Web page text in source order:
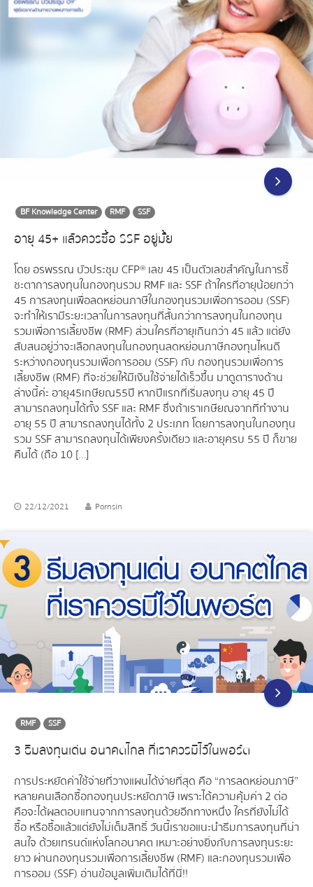
BF Knowledge Center RMF SSF
อายุ 45+ แล้วควรซื้อ SSF อยู่มั้ย
โดย อรพรรณ บัวประชุม CFP® เลข 45 เป็นตัวเลขสำคัญในการชี้
ชะตาการลงทุนในกองทุนรวม RMF และ SSF ถ้าใครที่อายุน้อยกว่า
45 การลงทุนเพื่อลดหย่อนภาษีในกองทุนรวมเพื่อการออม (SSF)
จะทำให้เรามีระยะเวลาในการลงทุนที่สั้นกว่าการลงทุนในกองทุน
รวมเพื่อการเลี้ยงชีพ (RMF) ส่วนใครที่อายุเกินกว่า 45 แล้ว แต่ยัง
สับสนอยู่ว่าจะเลือกลงทุนในกองทุนลดหย่อนภาษีกองทุนไหนดี
ระหว่างกองทุนรวมเพื่อการออม (SSF) กับ กองทุนรวมเพื่อการ
เลี้ยงชีพ (RMF) ที่จะช่วยให้มีเงินใช้จ่ายได้เร็วขึ้น มาดูตารางด้าน
ล่างนี้ค่ะ อายุ 45 เกษียณ 55 ปี หากปีแรกที่เริ่มลงทุน อายุ 45 ปี
สามารถลงทุนได้ทั้ง SSF และ RMF ซึ่งถ้าเราเกษียณจากที่ทำงาน
อายุ 55 ปี สามารถลงทุนได้ทั้ง 2 ประเภท โดยการลงทุนในกองทุน
รวม SSF สามารถลงทุนได้เพียงครั้งเดียว และอายุครบ 55 ปี ก็ขาย
คืนได้ (ถือ 10 […]
22/12/2021 Pornsin
RMF SSF
3 ธีมลงทุนเด่น อนาคตไกล ที่เราควรมีไว้ในพอร์ต
การประหยัดค่าใช้จ่ายที่วางแผนได้ง่ายที่สุด คือ “การลดหย่อนภาษี”
หลายคนเลือกซื้อกองทุนประหยัดภาษี เพราะได้ความคุ้มค่า 2 ต่อ
คือจะได้ผลตอบแทนจากการลงทุนด้วยอีกทางหนึ่ง ใครที่ยังไม่ได้
ซื้อ หรือซื้อแล้วแต่ยังไม่เต็มสิทธิ์ วันนี้เราขอแนะนำธีมการลงทุนที่น่า
สนใจ ด้วยเทรนด์แห่งโลกอนาคต เหมาะอย่างยิ่งกับการลงทุนระยะ
ยาว ผ่านกองทุนรวมเพื่อการเลี้ยงชีพ (RMF) และกองทุนรวมเพื่อ
การออม (SSF) อ่านข้อมูลเพิ่มเติมได้ที่นี่!!